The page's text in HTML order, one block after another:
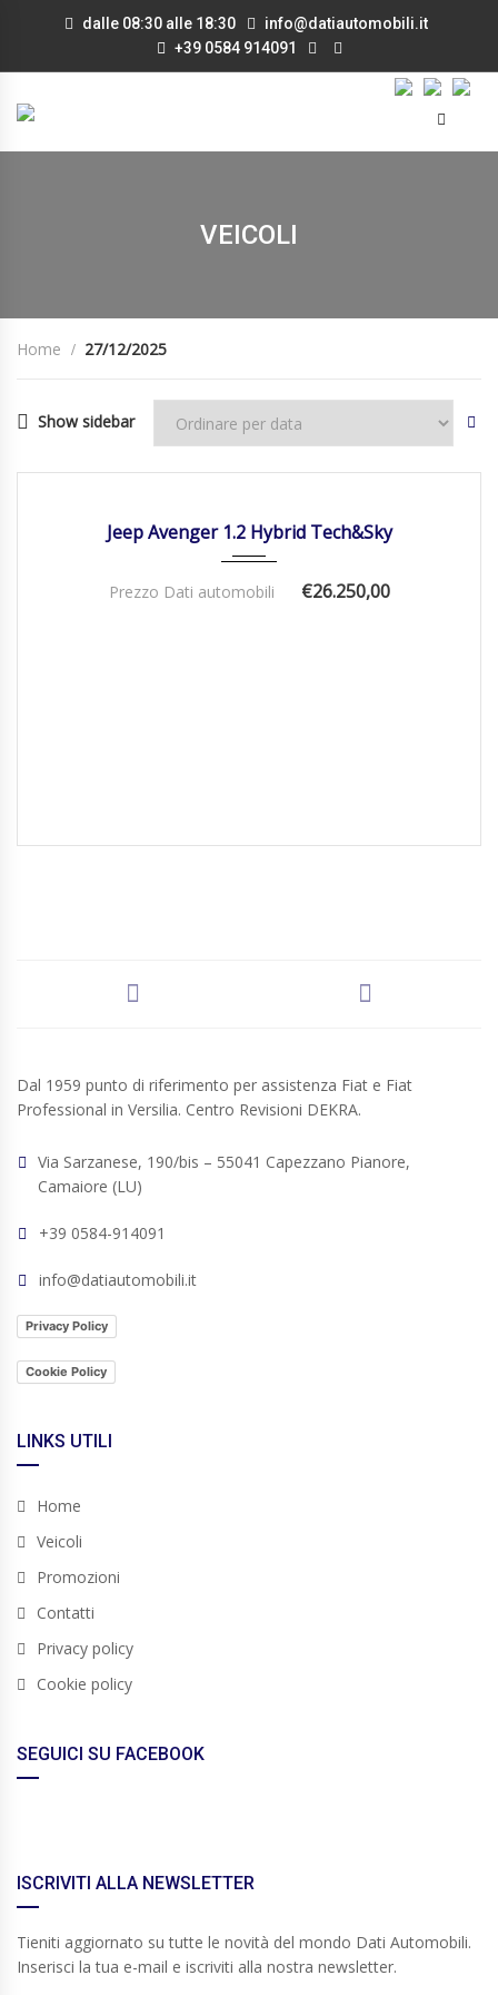
dalle 08:30 alle 18:30
info@datiautomobili.it
+39 0584 914091
VEICOLI
Home 27/12/2025
Show sidebar
Jeep Avenger 1.2 Hybrid Tech&Sky
Prezzo Dati automobili €26.250,00
Dal 1959 punto di riferimento per assistenza Fiat e Fiat
Professional in Versilia. Centro Revisioni DEKRA.
Via Sarzanese, 190/bis – 55041 Capezzano Pianore,
Camaiore (LU)
+39 0584-914091
info@datiautomobili.it
Privacy Policy
Cookie Policy
LINKS UTILI
Home
Veicoli
Promozioni
Contatti
Privacy policy
Cookie policy
SEGUICI SU FACEBOOK
ISCRIVITI ALLA NEWSLETTER
Tieniti aggiornato su tutte le novità del mondo Dati Automobili.
Inserisci la tua e-mail e iscriviti alla nostra newsletter.